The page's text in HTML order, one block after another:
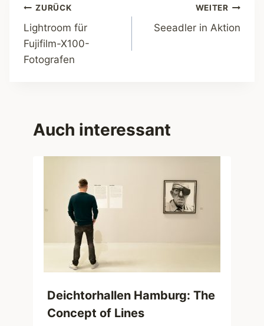
Beitragsnavigation
ZURÜCK
Lightroom für
Fujifilm-X100-
Fotografen
WEITER
Seeadler in Aktion
Auch interessant
Deichtorhallen Hamburg: The
Concept of Lines